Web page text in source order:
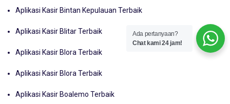
Aplikasi Kasir Bintan Kepulauan Terbaik
Aplikasi Kasir Blitar Terbaik
Aplikasi Kasir Blora Terbaik
Aplikasi Kasir Blora Terbaik
Aplikasi Kasir Boalemo Terbaik
Ada pertanyaan?
Chat kami 24 jam!